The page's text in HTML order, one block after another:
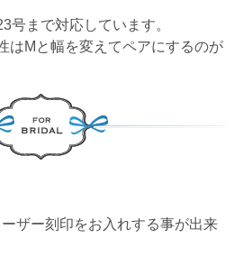
号まで対応しています。
はMと幅を変えてペアにするのが
ザー刻印をお入れする事が出来